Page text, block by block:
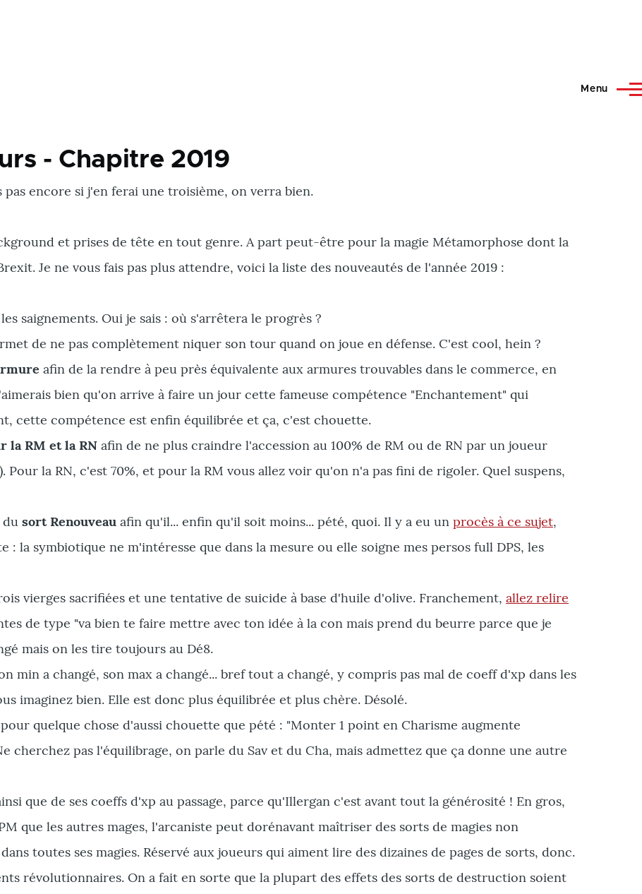
Menu
- Chapitre 2019
pas encore si j'en ferai une troisième, on verra bien.
et prises de tête en tout genre. A part peut-être pour la magie Métamorphose dont la
Je ne vous fais pas plus attendre, voici la liste des nouveautés de l'année 2019 :
saignements. Oui je sais : où s'arrêtera le progrès ?
de ne pas complètement niquer son tour quand on joue en défense. C'est cool, hein ?
afin de la rendre à peu près équivalente aux armures trouvables dans le commerce, en
bien qu'on arrive à faire un jour cette fameuse compétence "Enchantement" qui
cette compétence est enfin équilibrée et ça, c'est chouette.
la RM et la RN afin de ne plus craindre l'accession au 100% de RM ou de RN par un joueur
la RN, c'est 70%, et pour la RM vous allez voir qu'on n'a pas fini de rigoler. Quel suspens,
du sort Renouveau afin qu'il... enfin qu'il soit moins... pété, quoi. Il y a eu un procès à ce sujet,
: la symbiotique ne m'intéresse que dans la mesure ou elle soigne mes persos full DPS, les
vierges sacrifiées et une tentative de suicide à base d'huile d'olive. Franchement, allez relire
de type "va bien te faire mettre avec ton idée à la con mais prend du beurre parce que je
mais on les tire toujours au Dé8.
min a changé, son max a changé... bref tout a changé, y compris pas mal de coeff d'xp dans les
imaginez bien. Elle est donc plus équilibrée et plus chère. Désolé.
pour quelque chose d'aussi chouette que pété : "Monter 1 point en Charisme augmente
cherchez pas l'équilibrage, on parle du Sav et du Cha, mais admettez que ça donne une autre
que de ses coeffs d'xp au passage, parce qu'Illergan c'est avant tout la générosité ! En gros,
que les autres mages, l'arcaniste peut dorénavant maîtriser des sorts de magies non
toutes ses magies. Réservé aux joueurs qui aiment lire des dizaines de pages de sorts, donc.
révolutionnaires. On a fait en sorte que la plupart des effets des sorts de destruction soient